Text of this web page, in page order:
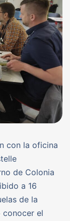
con la oficina
de Colonia
a 16
de la
conocer el